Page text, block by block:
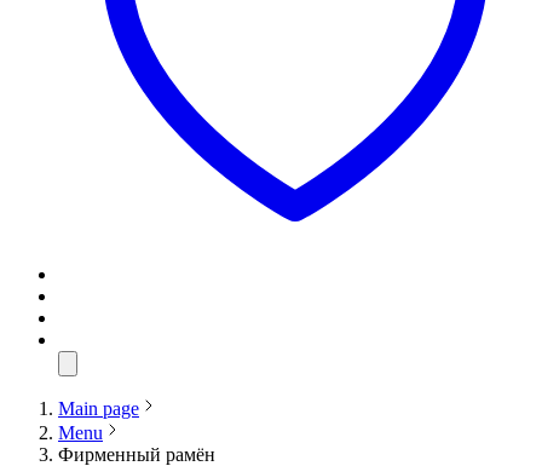
Main page
Menu
Фирменный рамён